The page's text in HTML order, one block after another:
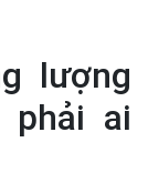
lượng
phải ai